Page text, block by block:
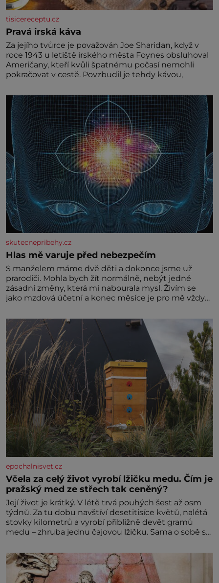
tisicereceptu.cz
Pravá irská káva
Za jejího tvůrce je považován Joe Sharidan, když v
roce 1943 u letiště irského města Foynes obsluhoval
Američany, kteří kvůli špatnému počasí nemohli
pokračovat v cestě. Povzbudil je tehdy kávou,
skutecnepribehy.cz
Hlas mě varuje před nebezpečím
S manželem máme dvě děti a dokonce jsme už
prarodiči. Mohla bych žít normálně, nebýt jedné
zásadní změny, která mi nabourala mysl. Živím se
jako mzdová účetní a konec měsíce je pro mě vždy
máme vnoučata, mi dcera čím dál častěji volá o
pomoc, co se hlídání týče. Dalo by se
epochalnisvet.cz
Včela za celý život vyrobí lžičku medu. Čím je
pražský med ze střech tak ceněný?
Její život je krátký. V létě trvá pouhých šest až osm
týdnů. Za tu dobu navštíví desetitisíce květů, nalétá
stovky kilometrů a vyrobí přibližně devět gramů
medu – zhruba jednu čajovou lžičku. Sama o sobě se
dalšími desítkami tisíc příslušnic svého včelstva,
vznikne jeden z nejdokonalejších organismů